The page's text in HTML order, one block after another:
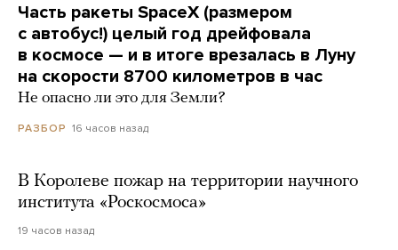
Часть ракеты SpaceX (размером
с автобус!) целый год дрейфовала
в космосе — и в итоге врезалась в Луну
на скорости 8700 километров в час
Не опасно ли это для Земли?
РАЗБОР 16 часов назад
В Королеве пожар на территории научного
института «Роскосмоса»
19 часов назад